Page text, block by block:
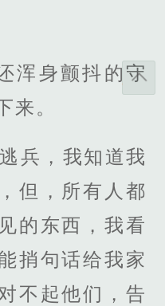
浑身颤抖的守
来。
兵，我知道我
但，所有人都
的东西，我看
捎句话给我家
不起他们，告